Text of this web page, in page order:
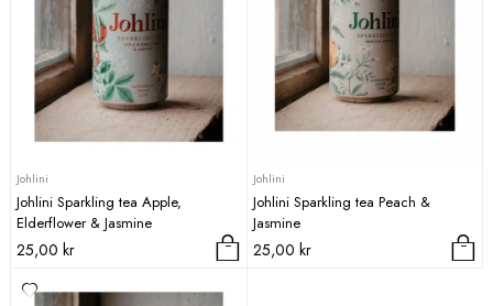
Johlini
Johlini Sparkling tea Apple,
Elderflower & Jasmine
25,00 kr
Johlini
Johlini Sparkling tea Peach &
Jasmine
25,00 kr